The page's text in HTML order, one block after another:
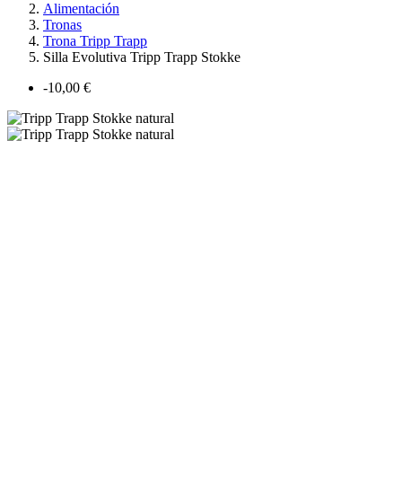
Alimentación
Tronas
Trona Tripp Trapp
Silla Evolutiva Tripp Trapp Stokke
-10,00 €